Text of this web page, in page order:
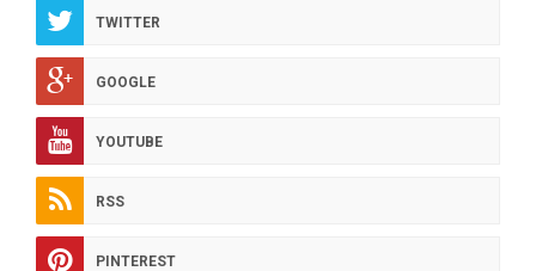
TWITTER
GOOGLE
YOUTUBE
RSS
PINTEREST